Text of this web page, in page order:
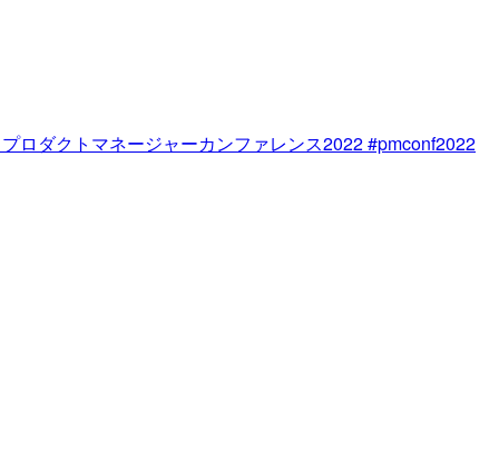
ロダクトマネージャーカンファレンス2022 #pmconf2022